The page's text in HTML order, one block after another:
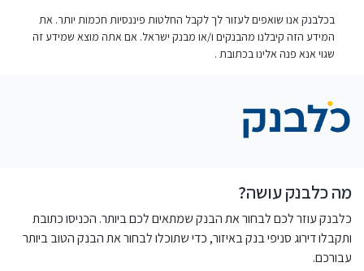
בכלבנק אנו שואפים לעזור לך לקבל החלטות פיננסיות חכמות יותר. את
המידע הזה קיבלנו מהבנקים ו/או מבנק ישראל. אם אתה מוצא שמידע זה
שגוי אנא פנה אלינו בכתובת .
מה כלבנק עושה?
כלבנק עוזר לכם לבחור את הבנק שמתאים לכם ביותר. הכניסו כתובת
ותקבלו דירוג סניפי בנק באיזור, כדי שתוכלו לבחור את הבנק הטוב ביותר
עבורכם.